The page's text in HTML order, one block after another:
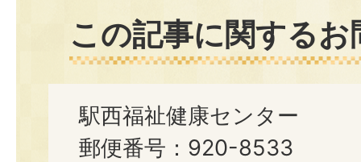
この記事に関する
駅西福祉健康センター
郵便番号：920-8533